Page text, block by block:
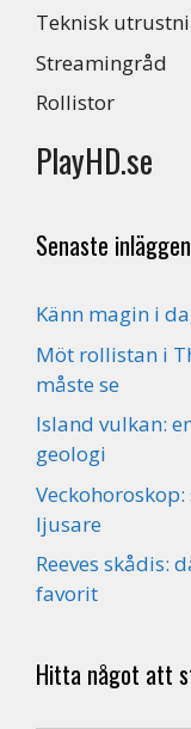
Teknisk
Streamingråd
Rollistor
PlayHD.se
Senaste inläggen
Känn magin i
Möt rollistan i
måste se
Island vulkan:
geologi
ljusare
Reeves skådis:
favorit
Hitta något att